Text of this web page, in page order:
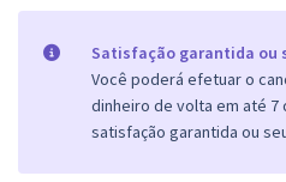
Satisfação garantida ou
Você poderá efetuar o
dinheiro de volta em até 7
satisfação garantida ou